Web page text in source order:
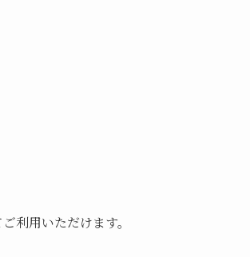
利用いただけます。